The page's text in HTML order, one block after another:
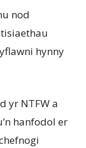
nod
hynny
yr NTFW a
hanfodol er